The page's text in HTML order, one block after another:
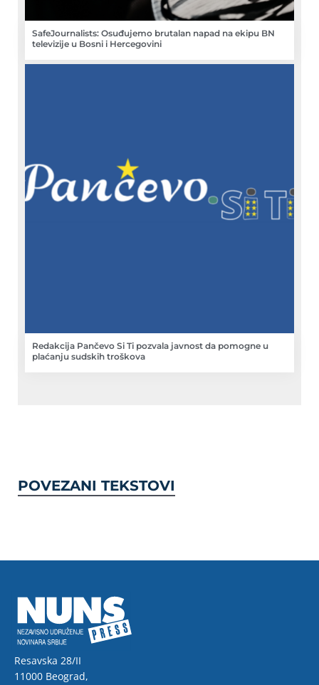
SafeJournalists: Osuđujemo brutalan napad na ekipu BN
televizije u Bosni i Hercegovini
Redakcija Pančevo Si Ti pozvala javnost da pomogne u
plaćanju sudskih troškova
POVEZANI TEKSTOVI
Resavska 28/II
11000 Beograd,